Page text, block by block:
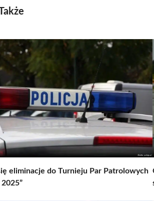
eliminacje do Turnieju Par Patrolowych